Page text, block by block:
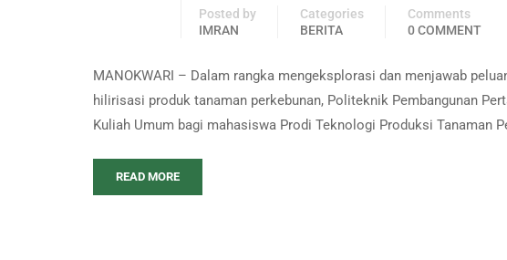
Posted by
IMRAN
Categories
BERITA
Comments
0 COMMENT
MANOKWARI – Dalam rangka mengeksplorasi dan menjawab
hilirisasi produk tanaman perkebunan, Politeknik Pembangunan
Kuliah Umum bagi mahasiswa Prodi Teknologi Produksi Tanaman
READ MORE